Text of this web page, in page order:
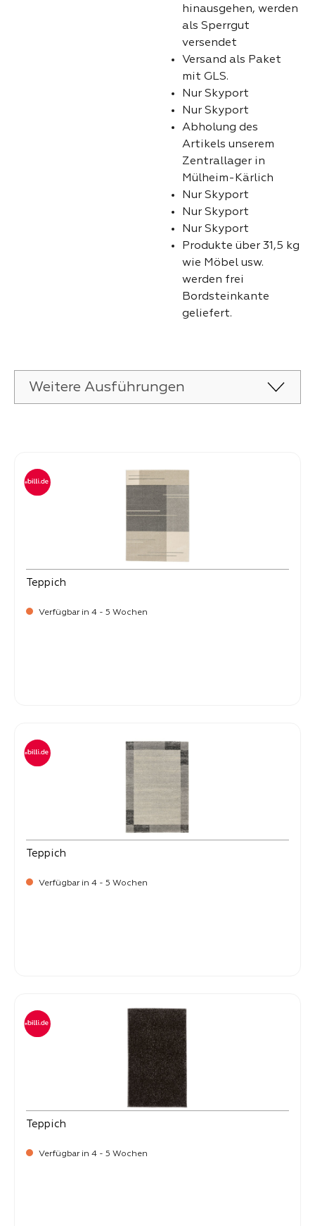
hinausgehen, werden
als Sperrgut
versendet
Versand als Paket
mit GLS.
Nur Skyport
Nur Skyport
Abholung des
Artikels unserem
Zentrallager in
Mülheim-Kärlich
Nur Skyport
Nur Skyport
Nur Skyport
Produkte über 31,5 kg
wie Möbel usw.
werden frei
Bordsteinkante
geliefert.
Weitere Ausführungen
Teppich
Verfügbar in 4 - 5 Wochen
Teppich
Verfügbar in 4 - 5 Wochen
Teppich
Verfügbar in 4 - 5 Wochen